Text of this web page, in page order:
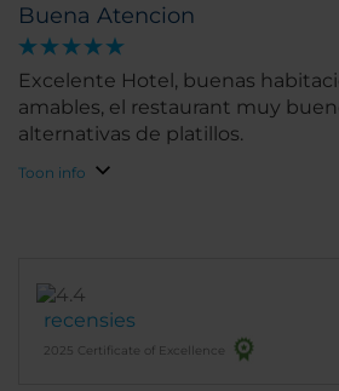
Buena Atencion
Excelente Hotel, buenas
amables, el restaurant muy
alternativas de platillos.
Toon info
recensies
2025 Certificate of Excellence